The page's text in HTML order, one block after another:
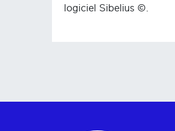
logiciel Sibelius ©.